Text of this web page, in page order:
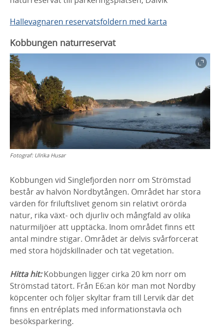
Hallevagnaren reservatsfoldern med karta
Kobbungen naturreservat
Fotograf: Ulrika Husar
Kobbungen vid Singlefjorden norr om Strömstad
består av halvön Nordbytången. Området har stora
värden för friluftslivet genom sin relativt orörda
natur, rika växt- och djurliv och mångfald av olika
naturmiljöer att upptäcka. Inom området finns ett
antal mindre stigar. Området är delvis svårforcerat
med stora höjdskillnader och tät vegetation.
Hitta hit:Kobbungen ligger cirka 20 km norr om
Strömstad tätort. Från E6:an kör man mot Nordby
köpcenter och följer skyltar fram till Lervik där det
finns en entréplats med informationstavla och
besöksparkering.